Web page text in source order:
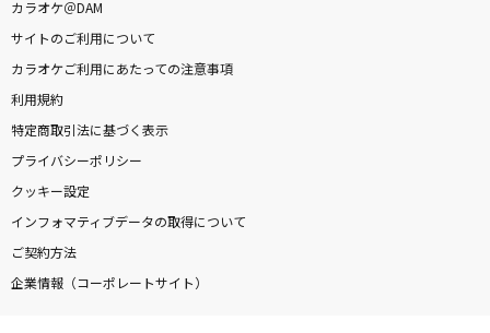
カラオケ＠DAM
サイトのご利用について
カラオケご利用にあたっての注意事項
利用規約
特定商取引法に基づく表示
プライバシーポリシー
クッキー設定
インフォマティブデータの取得について
ご契約方法
企業情報（コーポレートサイト）